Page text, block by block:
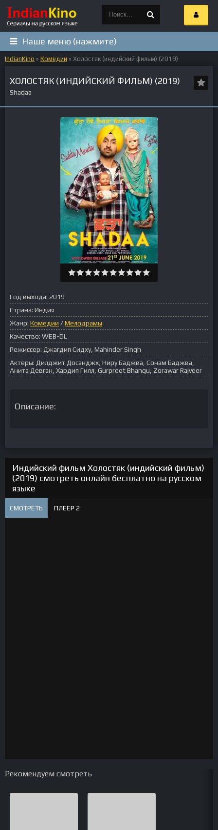
Наше меню (нажмите)
IndianKino » Комедии » Холостяк (индийский фильм) (2019)
ХОЛОСТЯК (ИНДИЙСКИЙ ФИЛЬМ) (2019)
Shadaa
Год выхода: 2019
Страна: Индия
Жанр: Комедии /Мелодрамы
Качество: WEB-DL
Режиссер: Джагдип Сидху, Mahinder Singh
Актеры: Дилджит Досанджх, Ниру Баджва, Сонам Баджва,
Анита Девган, Хардип Гилл, Gurpreet Bhangu, Zorawar Rajveer
Описание:
Индийский фильм Холостяк (индийский фильм)
(2019) смотреть онлайн бесплатно на русском
языке
СМОТРЕТЬ ПЛЕЕР 2
Рекомендуем смотреть